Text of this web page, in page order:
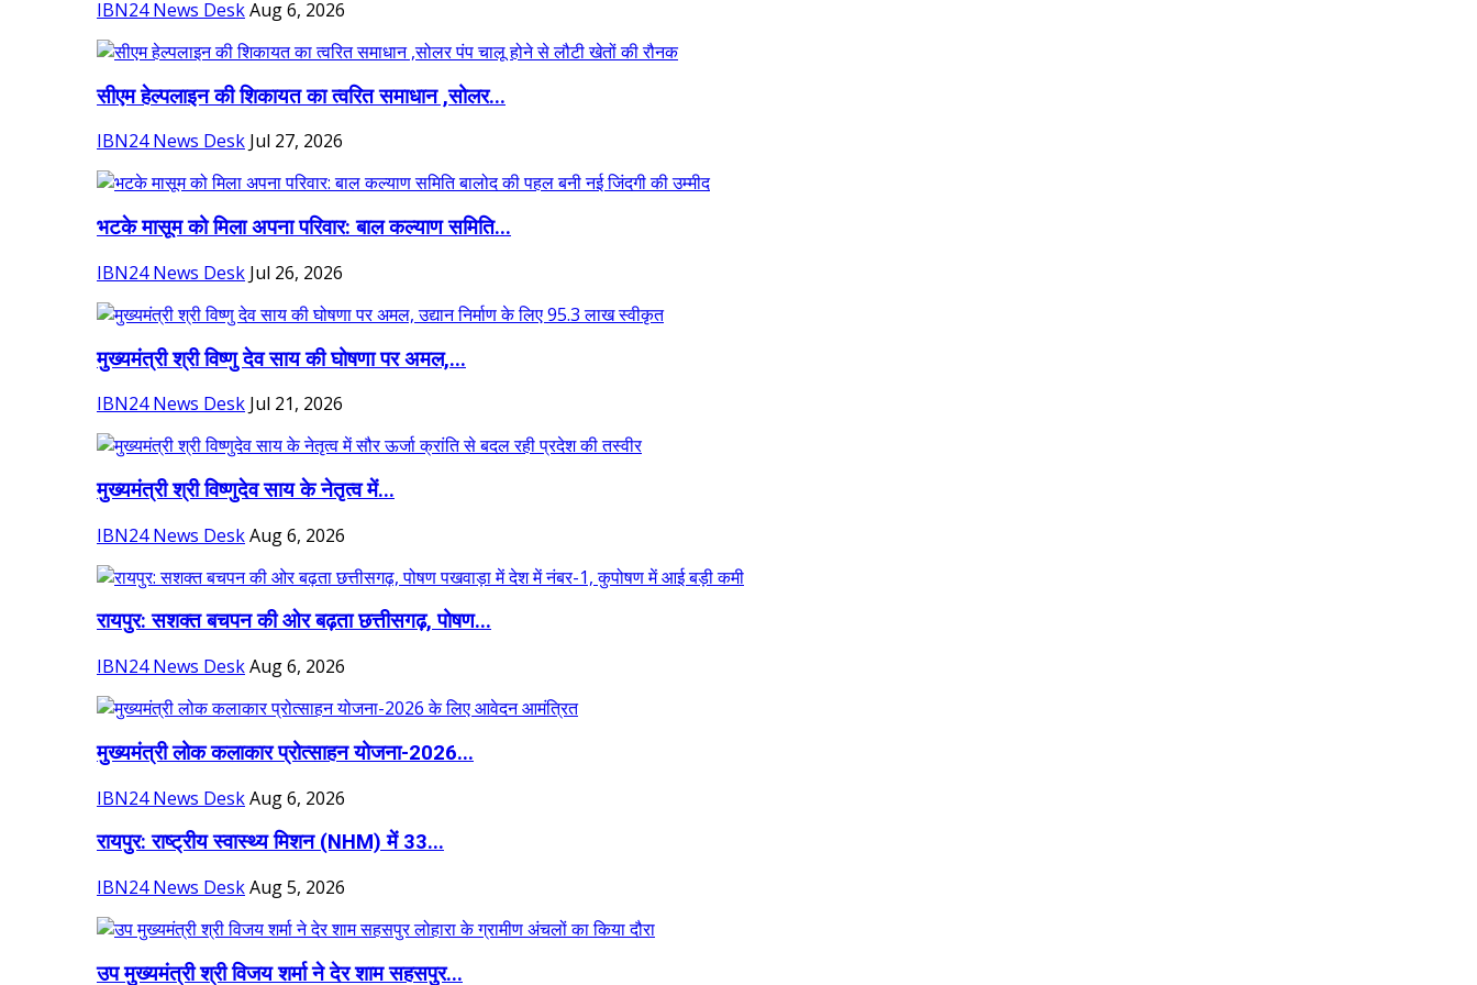
IBN24 News DeskAug 6, 2026
सीएम हेल्पलाइन की शिकायत का त्वरित समाधान ,सोलर...
IBN24 News Desk Jul 27, 2026
भटके मासूम को मिला अपना परिवार: बाल कल्याण समिति...
IBN24 News Desk Jul 26, 2026
मुख्यमंत्री श्री विष्णु देव साय की घोषणा पर अमल,...
IBN24 News Desk Jul 21, 2026
मुख्यमंत्री श्री विष्णुदेव साय के नेतृत्व में...
IBN24 News DeskAug 6, 2026
रायपुर: सशक्त बचपन की ओर बढ़ता छत्तीसगढ़, पोषण...
IBN24 News DeskAug 6, 2026
मुख्यमंत्री लोक कलाकार प्रोत्साहन योजना-2026...
IBN24 News DeskAug 6, 2026
रायपुर: राष्ट्रीय स्वास्थ्य मिशन (NHM) में 33...
IBN24 News DeskAug 5, 2026
उप मुख्यमंत्री श्री विजय शर्मा ने देर शाम सहसपुर...